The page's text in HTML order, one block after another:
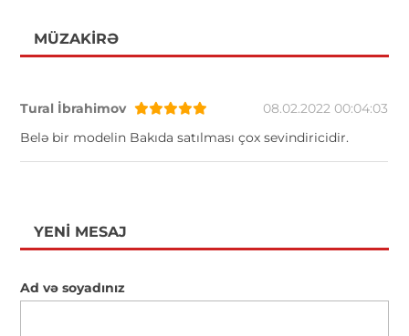
MÜZAKIRƏ
Tural İbrahimov
08.02.2022 00:04:03
Belə bir modelin Bakıda satılması çox sevindiricidir.
YENI MESAJ
Ad və soyadınız